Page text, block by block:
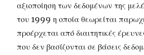
αξιοποίηση των δεδομένων της
του 1999 η οποία θεωρείται
προέρχεται από διαιτητικές
που δεν βασίζονται σε βάσεις